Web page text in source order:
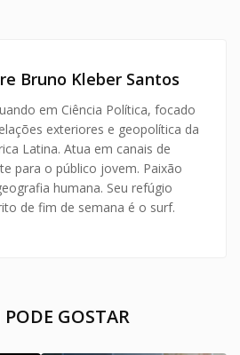
Bruno Kleber Santos
em Ciência Política, focado
exteriores e geopolítica da
Latina. Atua em canais de
para o público jovem. Paixão
humana. Seu refúgio
de fim de semana é o surf.
GOSTAR